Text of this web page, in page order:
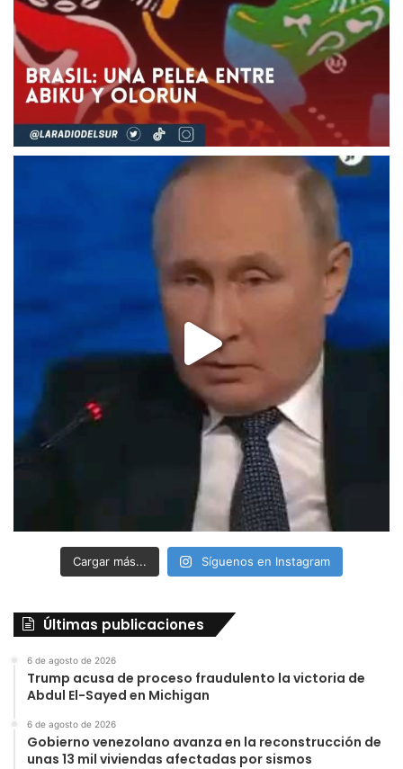
Cargar más... Síguenos en Instagram
Últimas publicaciones
6 de agosto de 2026
Trump acusa de proceso fraudulento la victoria de
Abdul El-Sayed en Michigan
6 de agosto de 2026
Gobierno venezolano avanza en la reconstrucción de
unas 13 mil viviendas afectadas por sismos